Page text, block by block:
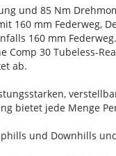
und 85 Nm
160 mm Federweg,
160 mm
Comp 30 Tubeless-
ab.
bietet jede Menge
und Downhills